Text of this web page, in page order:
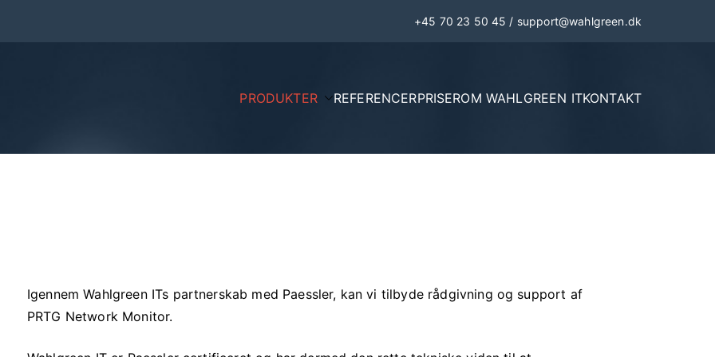
+45 70 23 50 45 / support@wahlgreen.dk
PRODUKTER REFERENCERPRISEROM WAHLGREEN ITKONTAKT
Igennem Wahlgreen ITs partnerskab med Paessler, kan vi tilbyde rådgivning og support af
PRTG Network Monitor.